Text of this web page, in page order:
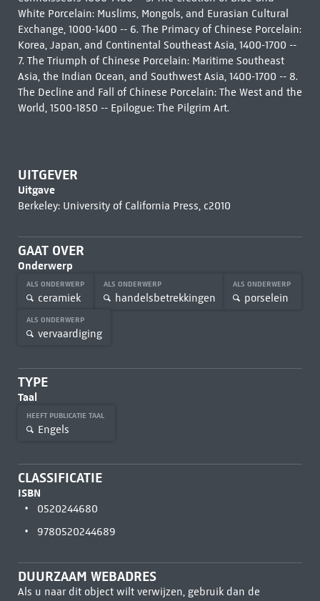
White Porcelain: Muslims, Mongols, and Eurasian Cultural
Exchange, 1000-1400 -- 6. The Primacy of Chinese Porcelain:
Korea, Japan, and Continental Southeast Asia, 1400-1700 --
7. The Triumph of Chinese Porcelain: Maritime Southeast
Asia, the Indian Ocean, and Southwest Asia, 1400-1700 -- 8.
The Decline and Fall of Chinese Porcelain: The West and the
World, 1500-1850 -- Epilogue: The Pilgrim Art.
UITGEVER
Uitgave
Berkeley: University of California Press, c2010
GAAT OVER
Onderwerp
ALS ONDERWERP
ceramiek
ALS ONDERWERP
handelsbetrekkingen
ALS ONDERWERP
porselein
ALS ONDERWERP
vervaardiging
TYPE
Taal
HEEFT PUBLICATIE TAAL
Engels
CLASSIFICATIE
ISBN
0520244680
9780520244689
DUURZAAM WEBADRES
Als u naar dit object wilt verwijzen, gebruik dan de